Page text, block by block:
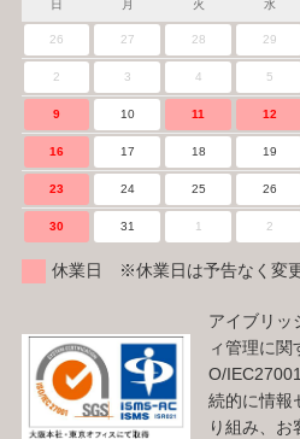
日 月 火 水
26 27 28 29
2 3 4 5
9 10 11 12
16 17 18 19
23 24 25 26
30 31 1 2
休業日 ※休業日は予告なく変更
アイブリッ
ィ管理に
O/
続的に情報
り組み、お